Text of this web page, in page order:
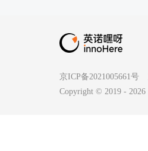
京ICP备2021005661号
Copyright © 2019 - 2026